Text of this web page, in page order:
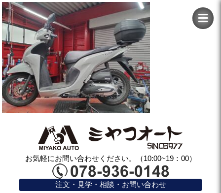
お気軽にお問い合わせください。（10:00~19：00）
注文・見学・相談・お問い合わせ